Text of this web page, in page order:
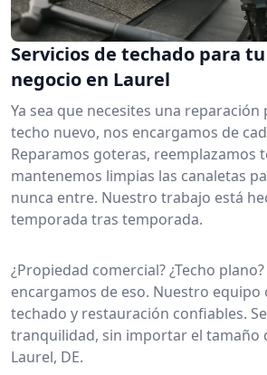
Servicios de techado para
negocio en Laurel
Ya sea que necesites una reparación
techo nuevo, nos encargamos de
Reparamos goteras, reemplazamos
mantenemos limpias las canaletas
nunca entre. Nuestro trabajo está
temporada tras temporada.
¿Propiedad comercial? ¿Techo
encargamos de eso. Nuestro equipo
techado y restauración confiables.
tranquilidad, sin importar el tamaño
Laurel, DE.